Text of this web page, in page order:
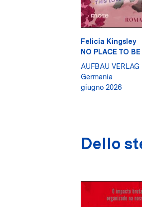
Felicia Kingsley
NO PLACE TO BE
AUFBAU VERLAG
Germania
giugno 2026
Dello